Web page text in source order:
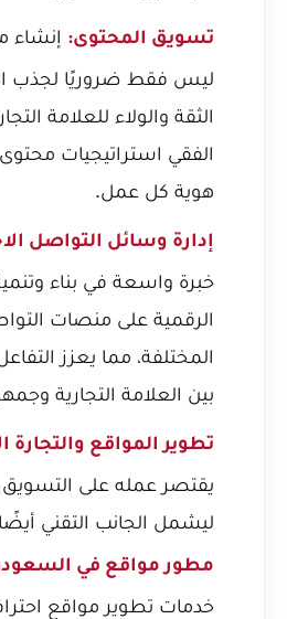
تسويق المحتوى: إنشاء
ليس فقط ضروريًا لجذب
الثقة والولاء للعلامة
الفقي استراتيجيات
هوية كل عمل.
إدارة وسائل التواصل
خبرة واسعة في بناء
الرقمية على منصات
المختلفة، مما يعزز
بين العلامة التجارية
تطوير المواقع والتجارة
يقتصر عمله على
ليشمل الجانب التقني
مطور مواقع في
خدمات تطوير مواقع